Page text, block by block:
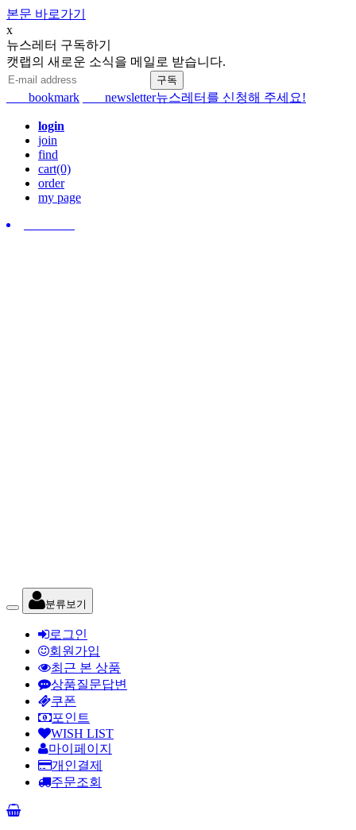
본문 바로가기
x
뉴스레터 구독하기
캣랩의 새로운 소식을 메일로 받습니다.
bookmark newsletter뉴스레터를 신청해 주세요!
login
join
find
cart(0)
order
my page
분류보기
로그인
회원가입
최근 본 상품
상품질문답변
쿠폰
포인트
WISH LIST
마이페이지
개인결제
주문조회